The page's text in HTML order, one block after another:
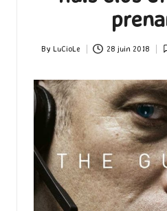
Posted
By LuCioLe 28 juin 2018